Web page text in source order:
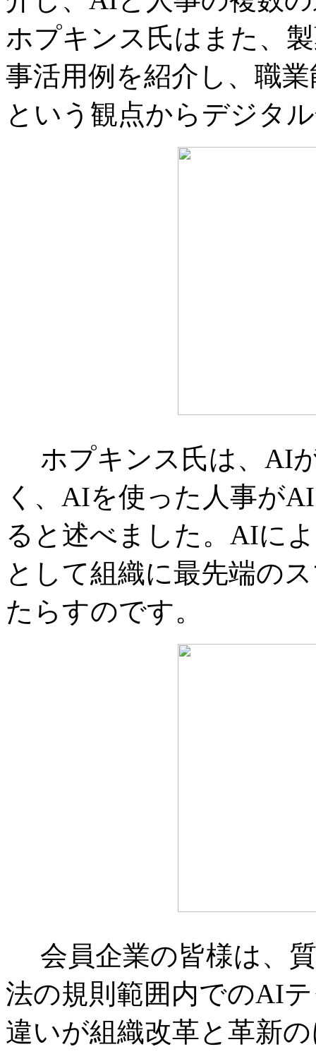
ホプキンス氏はまた、
事活用例を紹介し、職
という観点からデジタ
ホプキンス氏は、AI
く、AIを使った人事が
ると述べました。AIに
として組織に最先端の
たらすのです。
会員企業の皆様は、
法の規則範囲内でのAI
違いが組織改革と革新